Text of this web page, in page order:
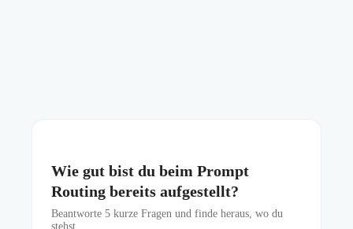
Wie gut bist du beim Prompt
Routing bereits aufgestellt?
Beantworte 5 kurze Fragen und finde heraus, wo du
stehst.